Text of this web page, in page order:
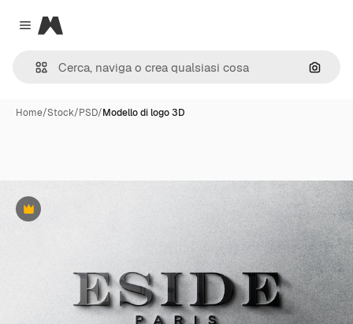
Close menu
Magnific
Cerca
Home/Stock/PSD/Modello di logo 3D
Premium